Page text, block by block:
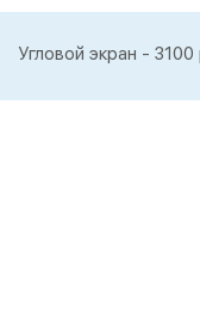
Угловой экран - 3100